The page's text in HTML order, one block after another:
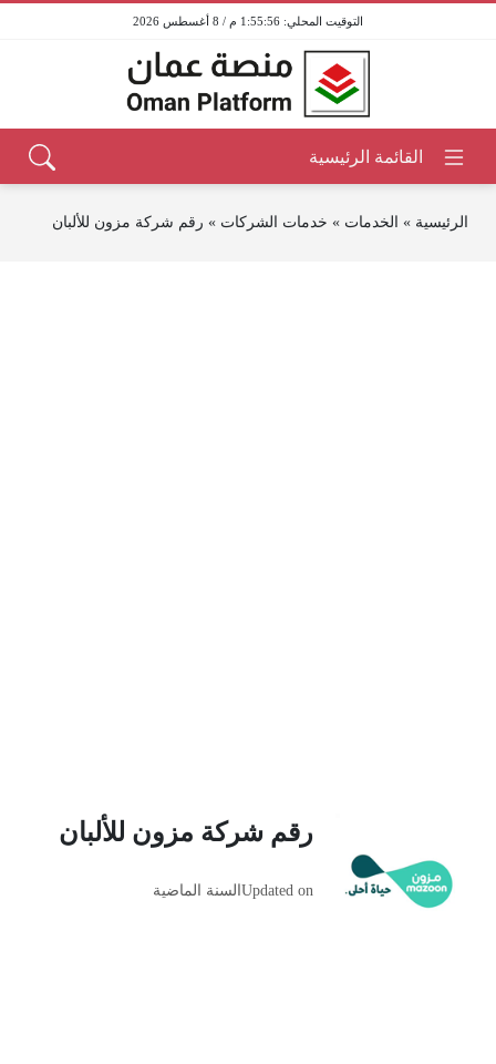
1:55:56 م / 8 أغسطس 2026
الرئيسية » الخدمات » خدمات الشركات » رقم شركة مزون للألبان
رقم شركة مزون للألبان
Updated on السنة الماضية